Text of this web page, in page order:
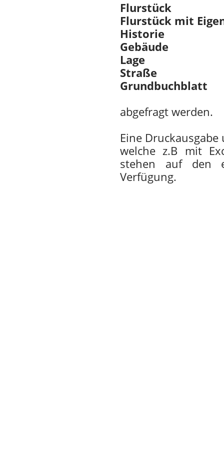
Flurstück
Flurstück mit
Historie
Gebäude
Lage
Straße
Grundbuchblatt
abgefragt werden.
Eine
welche z.B mit
stehen auf den
Verfügung.